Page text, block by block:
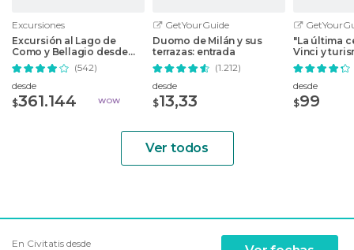
Excursiones
Excursión al Lago de
Como y Bellagio desde
Milán
(542)
desde
$361.144 WOW
GetYourGuide
Duomo de Milán y sus
terrazas: entrada
(1.212)
desde
$13,33
"La última
Vinci y
desde
$99
Ver todos
En Civitatis desde